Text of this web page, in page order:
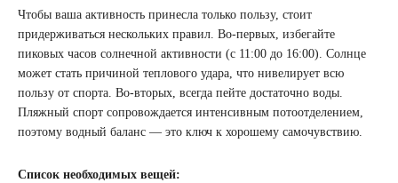
Чтобы ваша активность принесла только пользу, стоит
придерживаться нескольких правил. Во-первых, избегайте
пиковых часов солнечной активности (с 11:00 до 16:00). Солнце
может стать причиной теплового удара, что нивелирует всю
пользу от спорта. Во-вторых, всегда пейте достаточно воды.
Пляжный спорт сопровождается интенсивным потоотделением,
поэтому водный баланс — это ключ к хорошему самочувствию.
Список необходимых вещей: